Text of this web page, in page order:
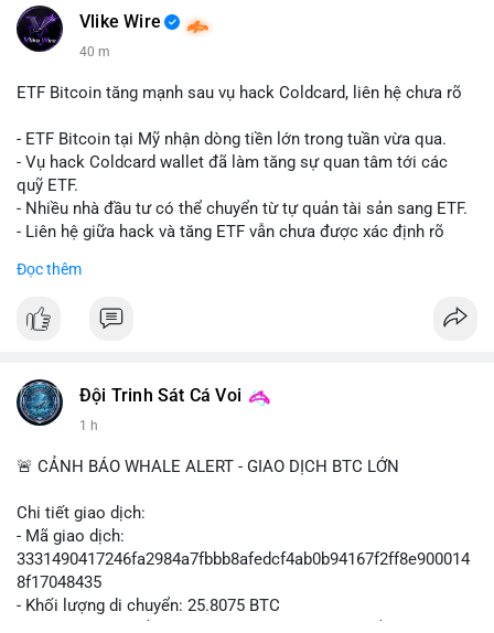
có sự đồng thuận hai đảng.
- Newrez xem xét Bitcoin và Ethereum trong việc xác định đủ
động.
theo khung mới nghiêm ngặt.
- Tòa án Nga công nhận crypto là tài sản pháp lý, thiết lập tiền
lệ cho các vụ án hình sự và dân sự.
- Trump hy vọng ký luật cơ cấu thị trường crypto sớm, dù vẫn
còn rào cản pháp lý.
tiền trộm được chuyển sang Ethereum.
nhân viên, cho phép nhận phần lương bằng BTC.
#sand
#skr #dvt
$btc $eth $sol $xrp $cc $sky $sand $skr $dvt
📰 Nguồn: Decrypt
Vlike Wire
40 m
ETF Bitcoin tăng mạnh sau vụ hack Coldcard, liên hệ chưa rõ
- ETF Bitcoin tại Mỹ nhận dòng tiền lớn trong tuần vừa qua.
- Vụ hack Coldcard wallet đã làm tăng sự quan tâm tới các
quỹ ETF.
- Nhiều nhà đầu tư có thể chuyển từ tự quản tài sản sang ETF.
- Liên hệ giữa hack và tăng ETF vẫn chưa được xác định rõ
#vlikevn #titanbot
Đọc thêm
Đội Trinh Sát Cá Voi
1 h
🚨 CẢNH BÁO WHALE ALERT - GIAO DỊCH BTC LỚN
Chi tiết giao dịch:
- Mã giao dịch:
3331490417246fa2984a7fbbb8afedcf4ab0b94167f2ff8e900014
8f17048435
- Khối lượng di chuyển: 25.8075 BTC